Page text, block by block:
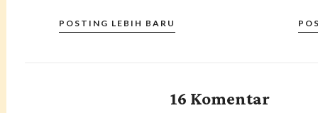
POSTING LEBIH BARU
16 Komentar